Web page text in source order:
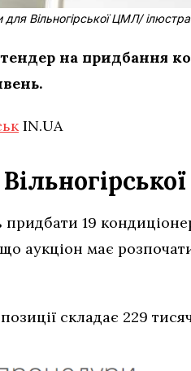
для Вільногірської ЦМЛ/
на придбання
IN.UA
придбати 19
аукціон має
складає 229